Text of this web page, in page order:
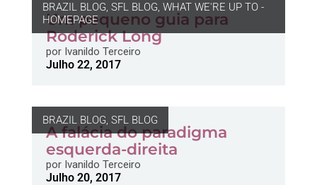
BRAZIL BLOG, SFL BLOG, WHAT WE'RE UP TO -
HOMEPAGE
Um pequeno guia para
Roderick Long
porIvanildo Terceiro
Julho 22, 2017
BRAZIL BLOG, SFL BLOG
A falácia do paradigma
esquerda-direita
porIvanildo Terceiro
Julho 20, 2017